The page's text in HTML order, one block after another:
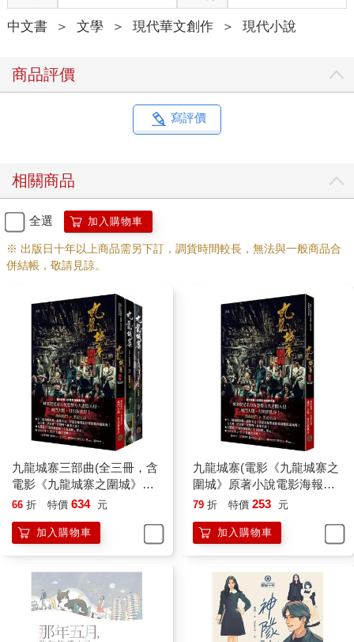
中文書 ＞ 文學 ＞ 現代華文創作 ＞ 現代小說
商品評價
寫評價
相關商品
全選 加入購物車
※ 出版日十年以上商品需另下訂，調貨時間較長，無法與一般商品合
併結帳，敬請見諒。
九龍城寨三部曲(全三冊，含
電影《九龍城寨之圍城》原
著小說電影海報書衣)
66 折 特價 634 元
加入購物車
九龍城寨(電影《九龍城寨之
圍城》原著小說電影海報書
衣版)
79 折 特價 253 元
加入購物車